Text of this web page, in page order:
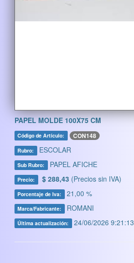
PAPEL MOLDE 100X75 CM
Código de Artículo: CON148
Rubro: ESCOLAR
Sub Rubro: PAPEL AFICHE
Precio: $ 288,43 (Precios sin IVA)
Porcentaje de Iva: 21,00 %
Marca/Fabricante: ROMANI
Última actualización: 24/06/2026 9:21:13